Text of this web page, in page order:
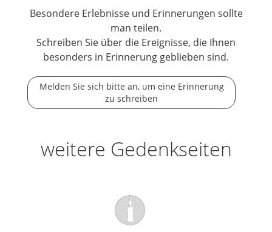
Besondere Erlebnisse und Erinnerungen sollte
man teilen.
Schreiben Sie über die Ereignisse, die Ihnen
besonders in Erinnerung geblieben sind.
Melden Sie sich bitte an, um eine Erinnerung
zu schreiben
weitere Gedenkseiten